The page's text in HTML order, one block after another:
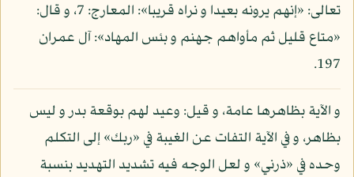
تعالى: «إنهم يرونه بعيدا و نراه قريبا»: المعارج: 7، و قال:
«متاع قليل ثم مأواهم جهنم و بئس المهاد»: آل عمران
197.
و الآية بظاهرها عامة، و قيل: وعيد لهم بوقعة بدر و ليس
بظاهر، و في الآية التفات عن الغيبة في «ربك» إلى التكلم
وحده في «ذرني» و لعل الوجه فيه تشديد التهديد بنسبة